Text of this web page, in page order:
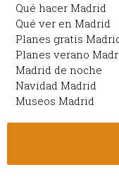
Qué hacer Madrid
Qué ver en Madrid
Planes gratis
Planes verano
Madrid de noche
Navidad Madrid
Museos Madrid